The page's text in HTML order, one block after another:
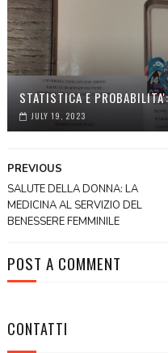
STATISTICA E
JULY 19, 2023
PREVIOUS
SALUTE DELLA DONNA: LA
MEDICINA AL SERVIZIO DEL
BENESSERE FEMMINILE
POST A COMMENT
CONTATTI